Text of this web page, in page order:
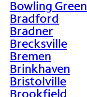
Bowling Green
Bradford
Bradner
Brecksville
Bremen
Brinkhaven
Bristolville
Brookfield